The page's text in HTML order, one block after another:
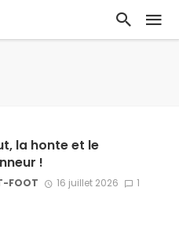
la honte et le
!
FOOT 16 juillet 2026 1